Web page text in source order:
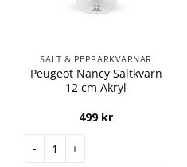
SALT & PEPPARKVARNAR
Peugeot Nancy Saltkvarn
12 cm Akryl
499 kr